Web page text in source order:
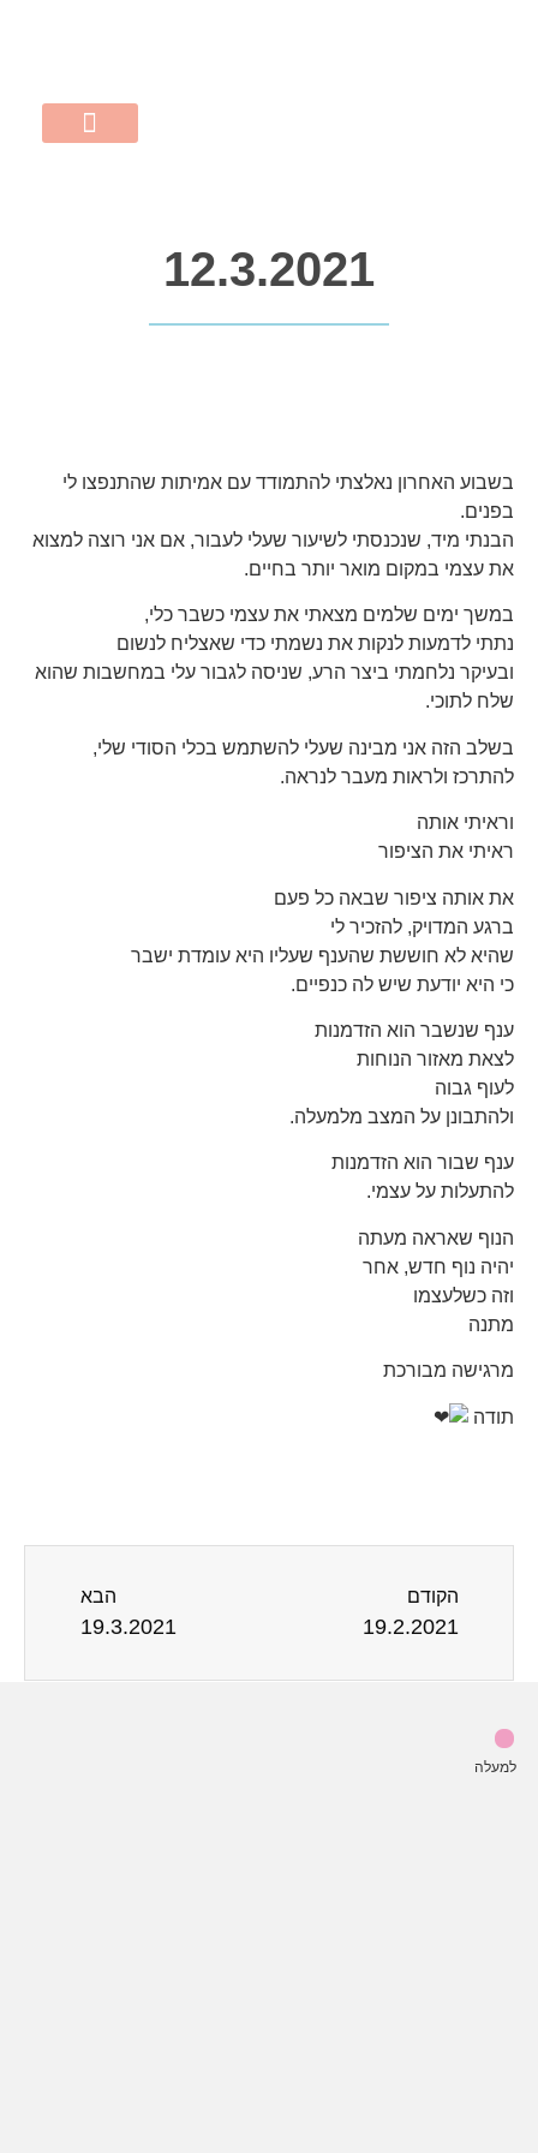
12.3.2021
בשבוע האחרון נאלצתי להתמודד עם אמיתות שהתנפצו לי
בפנים.
הבנתי מיד, שנכנסתי לשיעור שעלי לעבור, אם אני רוצה למצוא
את עצמי במקום מואר יותר בחיים.
במשך ימים שלמים מצאתי את עצמי כשבר כלי,
נתתי לדמעות לנקות את נשמתי כדי שאצליח לנשום
ובעיקר נלחמתי ביצר הרע, שניסה לגבור עלי במחשבות שהוא
שלח לתוכי.
בשלב הזה אני מבינה שעלי להשתמש בכלי הסודי שלי,
להתרכז ולראות מעבר לנראה.
וראיתי אותה
ראיתי את הציפור
את אותה ציפור שבאה כל פעם
ברגע המדויק, להזכיר לי
שהיא לא חוששת שהענף שעליו היא עומדת ישבר
כי היא יודעת שיש לה כנפיים.
ענף שנשבר הוא הזדמנות
לצאת מאזור הנוחות
לעוף גבוה
ולהתבונן על המצב מלמעלה.
ענף שבור הוא הזדמנות
להתעלות על עצמי.
הנוף שאראה מעתה
יהיה נוף חדש, אחר
וזה כשלעצמו
מתנה
מרגישה מבורכת
תודה
הקודם
19.2.2021
הבא
19.3.2021
למעלה